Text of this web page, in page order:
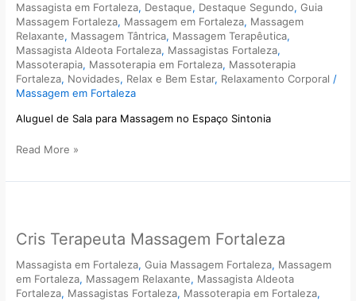
Massagista em Fortaleza, Destaque, Destaque Segundo,Guia
Massagem Fortaleza, Massagem em Fortaleza, Massagem
Relaxante, Massagem Tântrica, Massagem Terapêutica,
Massagista Aldeota Fortaleza, Massagistas Fortaleza,
Massoterapia, Massoterapia em Fortaleza, Massoterapia
Fortaleza, Novidades, Relax e Bem Estar, Relaxamento Corporal /
Massagem em Fortaleza
Aluguel de Sala para Massagem no Espaço Sintonia
na
Beira
Mar
Fortaleza
Read More »
Cris Terapeuta Massagem Fortaleza
Massagista em Fortaleza,Guia Massagem Fortaleza, Massagem
em Fortaleza, Massagem Relaxante, Massagista Aldeota
Fortaleza, Massagistas Fortaleza, Massoterapia em Fortaleza,
Massagem